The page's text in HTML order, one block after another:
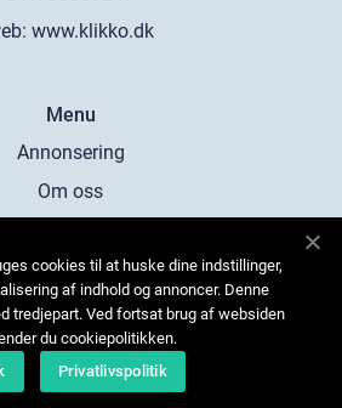
www.klikko.dk
Menu
Annonsering
Om oss
Kontakta oss
Sitemap
cookies til at huske dine indstillinger,
af indhold og annoncer. Denne
tredjepart. Ved fortsat brug af websiden
du cookiepolitikken.
Privatlivspolitik